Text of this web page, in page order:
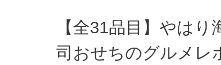
【全31品目】やは
司おせちのグルメレ